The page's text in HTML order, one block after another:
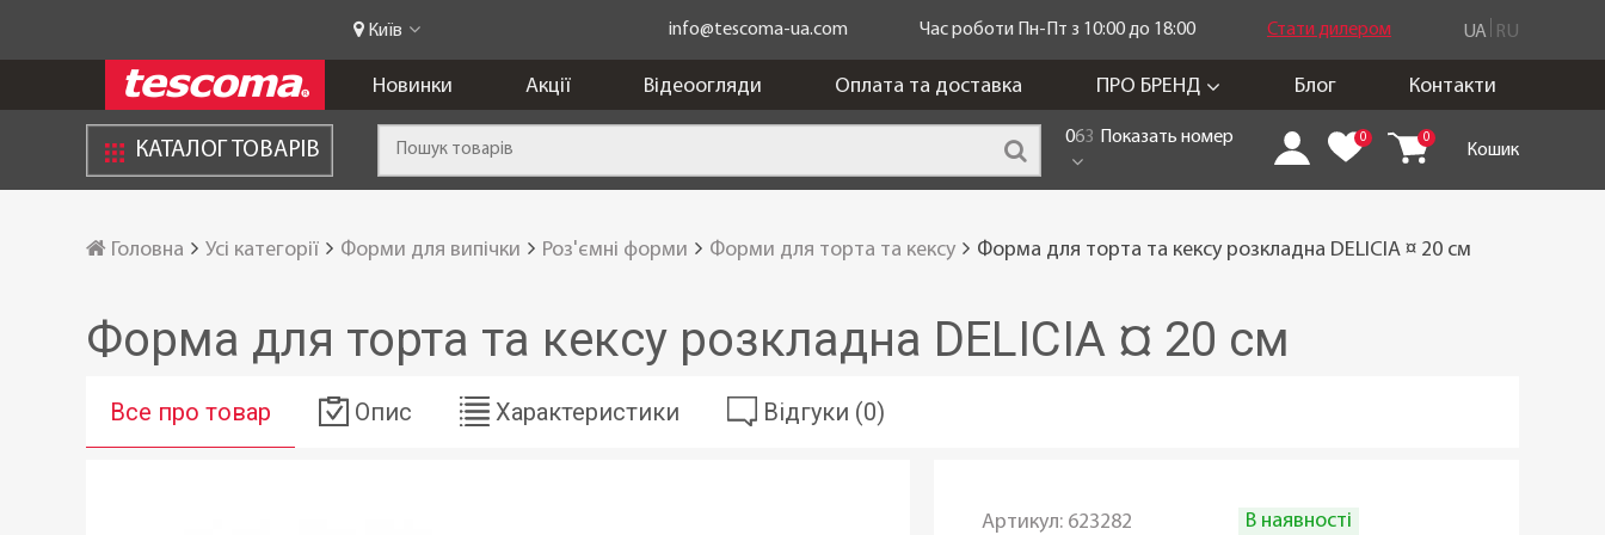
Київ info@tescoma-ua.com Час роботи Пн-Пт з 10:00 до 18:00 Стати дилером UA RU
Новинки Акції Відеоогляди Оплата та доставка ПРО БРЕНД Блог Контакти
КАТАЛОГ ТОВАРІВ
063 Показать номер 0 0
Кошик
Головна Усі категорії Форми для випічки Роз'ємні форми Форми для торта та кексу Форма для торта та кексу розкладна DELICIA ¤ 20 см
Форма для торта та кексу розкладна DELICIA ¤ 20 см
Все про товар Опис Характеристики Відгуки (0)
Артикул: 623282 В наявності